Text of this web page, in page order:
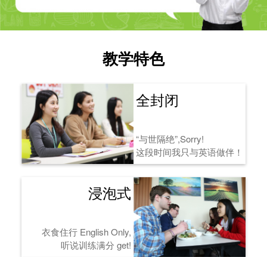
教学特色
全封闭
“与世隔绝”,Sorry!
这段时间我只与英语做伴！
浸泡式
衣食住行 English Only,
听说训练满分 get!